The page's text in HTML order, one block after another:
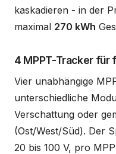
kaskadieren - in der
maximal 270 kWh
4 MPPT-Tracker für
Vier unabhängige
unterschiedliche
Verschattung oder
(Ost/West/Süd). Der
20 bis 100 V, pro